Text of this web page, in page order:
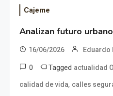
Cajeme
Analizan futuro
16/06/2026 Eduardo
0 Tagged actualidad
calidad de vida, calles